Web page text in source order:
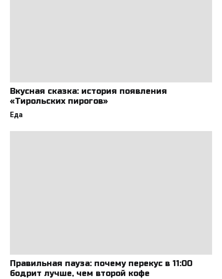
Вкусная сказка: история появления
«Тирольских пирогов»
Еда
Правильная пауза: почему перекус в 11:00
бодрит лучше, чем второй кофе